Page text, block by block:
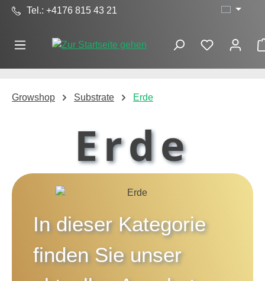
Zum Hauptinhalt springen
Tel.: +4176 815 43 21
Growshop Substrate Erde
Erde
In dieser Kategorie
finden Sie unser